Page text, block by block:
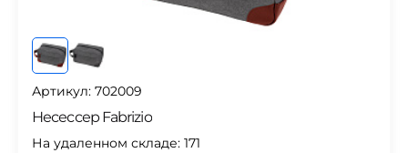
Артикул: 702009
Несессер Fabrizio
На удаленном складе: 171